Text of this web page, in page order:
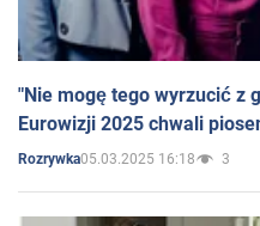
"Nie mogę tego wyrzucić z
Eurowizji 2025 chwali
Rozrywka05.03.2025 16:18 3